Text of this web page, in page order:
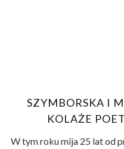
SZYMBORSKA I
KOLAŻE
W tym roku mija 25 lat od